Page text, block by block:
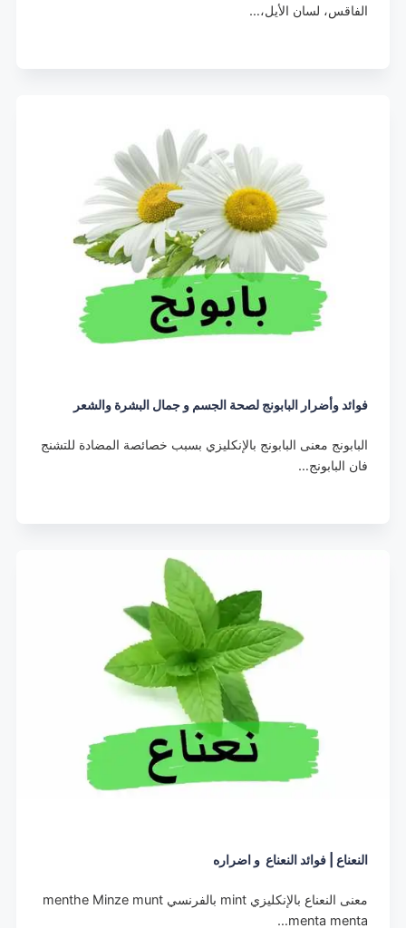
الفاقس، لسان الأيل،…
فوائد وأضرار البابونج لصحة الجسم و جمال البشرة والشعر
البابونج معنى البابونج بالإنكليزي بسبب خصائصة المضادة للتشنج
فان البابونج…
النعناع | فوائد النعناع و اضراره
معنى النعناع بالإنكليزي mint بالفرنسي menthe Minze munt
menta menta…